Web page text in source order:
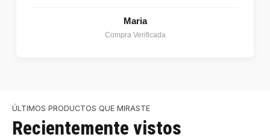
Maria
Compra Verificada
ÚLTIMOS PRODUCTOS QUE MIRASTE
Recientemente vistos